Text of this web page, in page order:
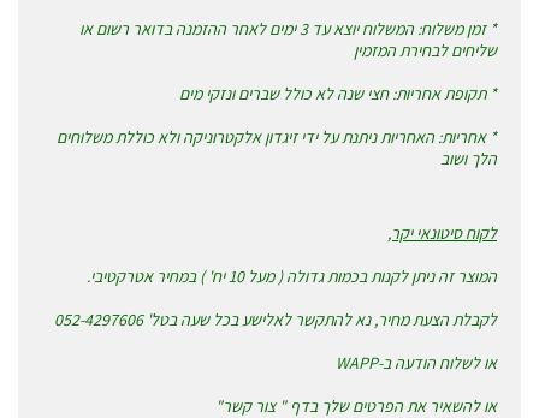
* זמן משלוח: המשלוח יוצא עד 3 ימים לאחר ההזמנה בדואר רשום או
שליחים לבחירת המזמין
* תקופת אחריות: חצי שנה לא כולל שברים ונזקי מים
* אחריות: האחריות ניתנת על ידי זיגדון אלקטרוניקה ולא כוללת משלוחים
הלך ושוב
לקוח סיטונאי יקר,
המוצר זה ניתן לקנות בכמות גדולה ( מעל 10 יח' ) במחיר אטרקטיבי.
לקבלת הצעת מחיר, נא להתקשר לאלישע בכל שעה בטל' 052-4297606
או לשלוח הודעה ב-WAPP
או להשאיר את הפרטים שלך בדף " צור קשר"